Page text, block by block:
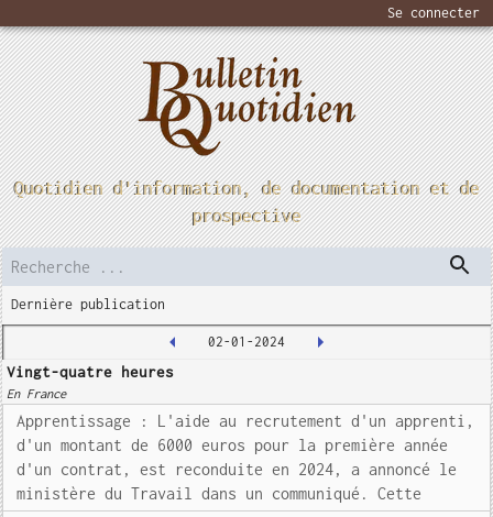
Se connecter
Quotidien d'information, de documentation et de
prospective
Dernière publication
02-01-2024
Vingt-quatre heures
En France
Apprentissage : L'aide au recrutement d'un apprenti,
d'un montant de 6000 euros pour la première année
d'un contrat, est reconduite en 2024, a annoncé le
ministère du Travail dans un communiqué. Cette